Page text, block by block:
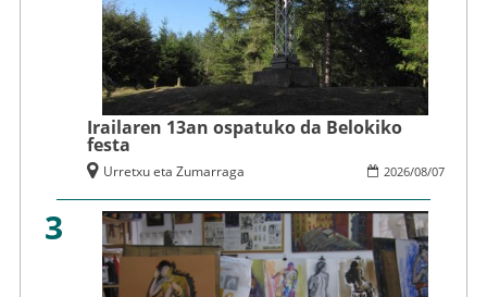
Irailaren 13an ospatuko da Belokiko
festa
2026/08/07
Urretxu eta Zumarraga
3